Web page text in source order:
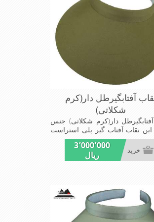
آفتابگیرطل دار(کرم
شکلاتی)
دار(کرم شکلاتی) جنس
این نقاب آفتاب گیر پلی استراست
برای آفتاب های سوزان تابستانی
خوبی برای پوست صورت در برابر
بسیار سبک و دارای طل نگاه
3٬000٬000
ریال
خرید